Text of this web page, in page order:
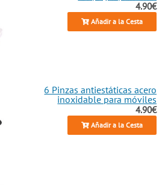
4.90€
Añadir a la Cesta
6 Pinzas antiestáticas acero
inoxidable para móviles
4.90€
Añadir a la Cesta